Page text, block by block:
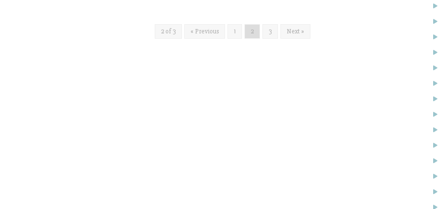
2 of 3 « Previous 1 2 3 Next »